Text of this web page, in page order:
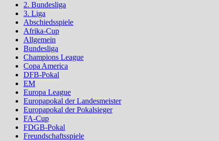
2. Bundesliga
3. Liga
Abschiedsspiele
Afrika-Cup
Allgemein
Bundesliga
Champions League
Copa America
DFB-Pokal
EM
Europa League
Europapokal der Landesmeister
Europapokal der Pokalsieger
FA-Cup
FDGB-Pokal
Freundschaftsspiele